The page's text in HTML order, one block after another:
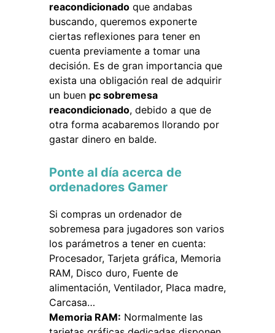
reacondicionado que andabas
buscando, queremos exponerte
ciertas reflexiones para tener en
cuenta previamente a tomar una
decisión. Es de gran importancia que
exista una obligación real de adquirir
un buen pc sobremesa
reacondicionado, debido a que de
otra forma acabaremos llorando por
gastar dinero en balde.
Ponte al día acerca de
ordenadores Gamer
Si compras un ordenador de
sobremesa para jugadores son varios
los parámetros a tener en cuenta:
Procesador, Tarjeta gráfica, Memoria
RAM, Disco duro, Fuente de
alimentación, Ventilador, Placa madre,
Carcasa…
Memoria RAM: Normalmente las